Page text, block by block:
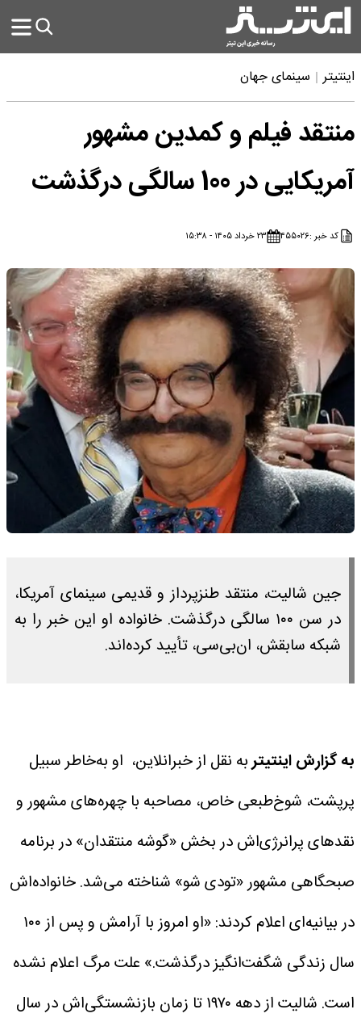
اینتیتر سینمای جهان
منتقد فیلم و کمدین مشهور
آمریکایی در 100 سالگی درگذشت
کد خبر :۴۵۵۰۲۶ ۲۳ خرداد ۱۴۰۵ - ۱۵:۳۸
جین شالیت، منتقد طنزپرداز و قدیمی سینمای آمریکا،
در سن ۱۰۰ سالگی درگذشت. خانواده او این خبر را به
شبکه سابقش، ان‌بی‌سی، تأیید کرده‌اند.
به گزارش اینتیتربه نقل از خبرانلاین، او به‌خاطر سبیل
پرپشت، شوخ‌طبعی خاص، مصاحبه با چهره‌های مشهور و
نقدهای پرانرژی‌اش در بخش «گوشه منتقدان» در برنامه
صبحگاهی مشهور «تودی شو» شناخته می‌شد.خانواده‌اش
در بیانیه‌ای اعلام کردند: «او امروز با آرامش و پس از ۱۰۰
سال زندگی شگفت‌انگیز درگذشت.» علت مرگ اعلام نشده
است.
شالیت از دهه ۱۹۷۰ تا زمان بازنشستگی‌اش در سال